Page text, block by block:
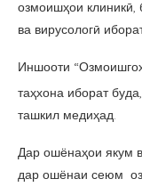
озмоишҳои клиникӣ,
ва вирусологӣ
Иншооти
таҳхона иборат
ташкил медиҳад.
Дар ошёнаҳои якум
дар ошёнаи сеюм